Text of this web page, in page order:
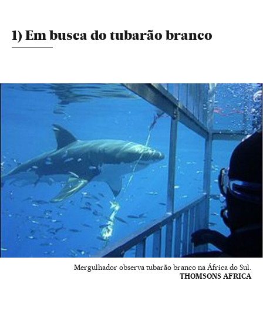
1) Em busca do tubarão branco
Mergulhador observa tubarão branco na África do Sul.
THOMSONS AFRICA